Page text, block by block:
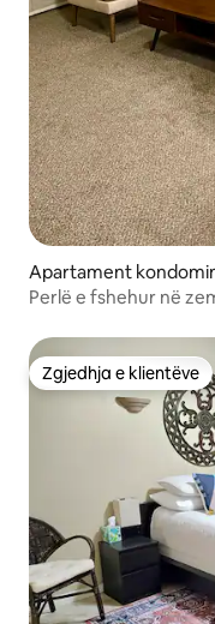
Apartament
Perlë e fshehur në
Zgjedhja e klientëve
Zgjedhja e klientëve